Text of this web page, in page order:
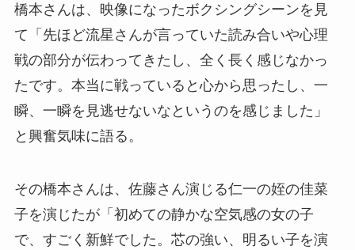
橋本さんは、映像になったボクシングシーンを見
て「先ほど流星さんが言っていた読み合いや心理
戦の部分が伝わってきたし、全く長く感じなかっ
たです。本当に戦っていると心から思ったし、一
瞬、一瞬を見逃せないなというのを感じました」
と興奮気味に語る。
その橋本さんは、佐藤さん演じる仁一の姪の佳菜
子を演じたが「初めての静かな空気感の女の子
で、すごく新鮮でした。芯の強い、明るい子を演